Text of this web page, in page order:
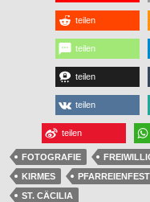
teilen
teilen
teilen
teilen
teilen
FOTOGRAFIE
KIRMES
PFARREIENFEST
ST. CÄCILIA